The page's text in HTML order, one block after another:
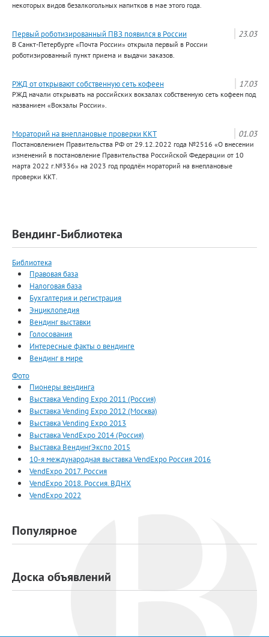
некоторых видов безалкогольных напитков в мае этого года.
23.03
Первый роботизированный ПВЗ появился в России
В Санкт-Петербурге «Почта России» открыла первый в России
роботизированный пункт приема и выдачи заказов.
17.03
РЖД от открывают собственную сеть кофеен
РЖД начали открывать на российских вокзалах собственную сеть кофеен под
названием «Вокзалы России».
01.03
Мораторий на внеплановые проверки ККТ
Постановлением Правительства РФ от 29.12.2022 года №2516 «О внесении
изменений в постановление Правительства Российской Федерации от 10
марта 2022 г.№336» на 2023 год продлён мораторий на внеплановые
проверки ККТ.
Вендинг-Библиотека
Библиотека
Правовая база
Налоговая база
Бухгалтерия и регистрация
Энциклопедия
Вендинг выставки
Голосования
Интересные факты о вендинге
Вендинг в мире
Фото
Пионеры вендинга
Выставка Vending Expo 2011 (Россия)
Выставка Vending Expo 2012 (Москва)
Выставка Vending Expo 2013
Выставка VendExpo 2014 (Россия)
Выставка ВендингЭкспо 2015
10-я международная выставка VendExpo Россия 2016
VendExpo 2017. Россия
VendExpo 2018. Россия. ВДНХ
VendExpo 2022
Популярное
Доска объявлений